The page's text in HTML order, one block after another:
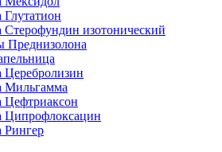
Стерофундин изотонический
Преднизолона
Церебролизин
Мильгамма
Цефтриаксон
Ципрофлоксацин
Рингер